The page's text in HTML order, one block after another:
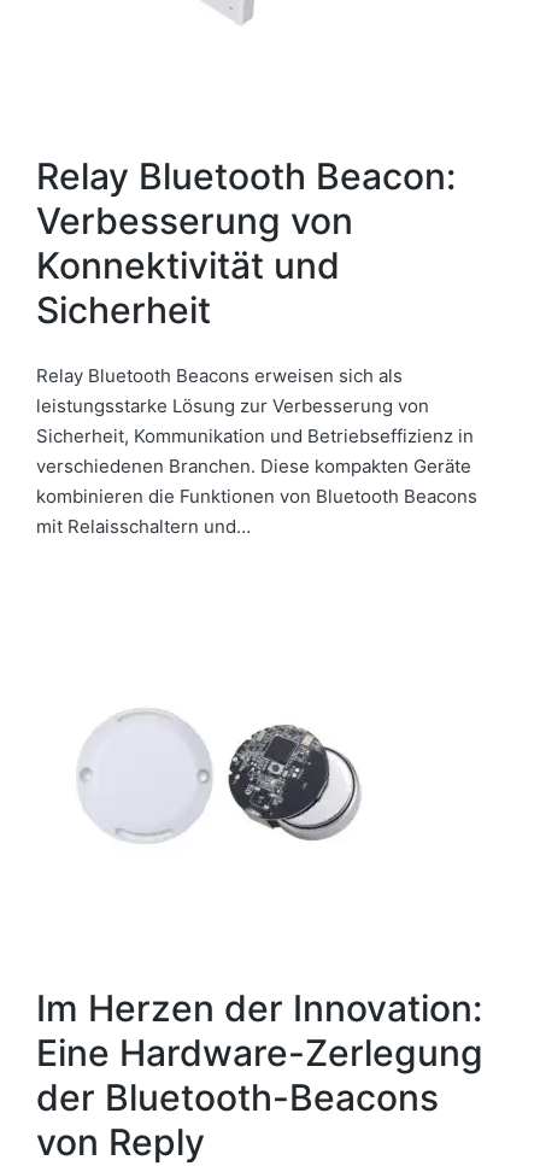
Relay Bluetooth Beacon:
Verbesserung von
Konnektivität und
Sicherheit
Relay Bluetooth Beacons erweisen sich als
leistungsstarke Lösung zur Verbesserung von
Sicherheit, Kommunikation und Betriebseffizienz in
verschiedenen Branchen. Diese kompakten Geräte
kombinieren die Funktionen von Bluetooth Beacons
mit Relaisschaltern und…
Im Herzen der Innovation:
Eine Hardware-Zerlegung
der Bluetooth-Beacons
von Reply